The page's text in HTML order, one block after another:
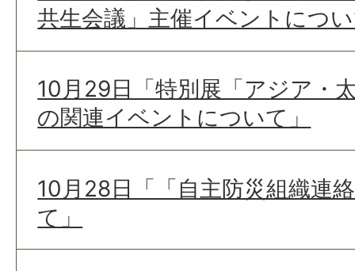
共生会議」主催イベントにつ
10月29日「特別展「アジア・
の関連イベントについて」
10月28日「「自主防災組織連
て」